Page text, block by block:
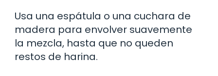
Usa una espátula o una cuchara de
madera para envolver suavemente
la mezcla, hasta que no queden
restos de harina.